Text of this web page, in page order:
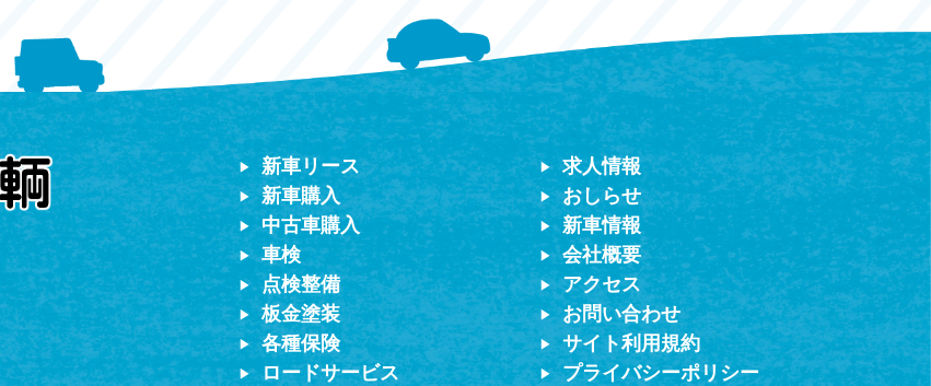
新車リース
新車購入
中古車購入
車検
点検整備
板金塗装
各種保険
ロードサービス
求人情報
おしらせ
新車情報
会社概要
アクセス
お問い合わせ
サイト利用規約
プライバシーポリシー